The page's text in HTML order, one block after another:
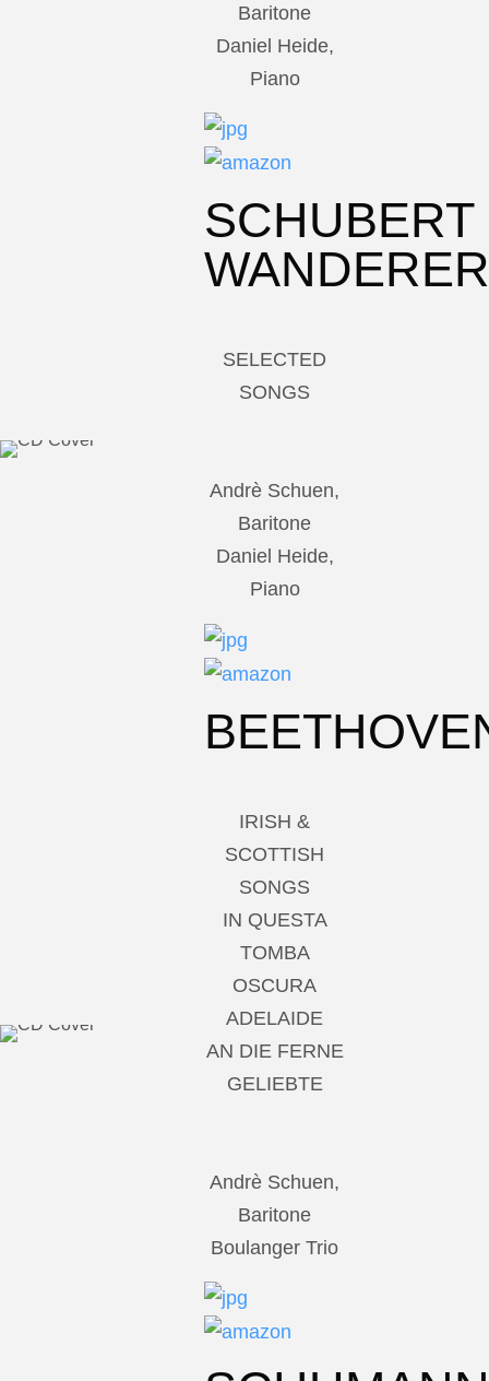
Baritone
Daniel Heide,
Piano
SCHUBERT
WANDERER
SELECTED
SONGS
Andrè Schuen,
Baritone
Daniel Heide,
Piano
IRISH &
SCOTTISH
SONGS
IN QUESTA
TOMBA
OSCURA
ADELAIDE
AN DIE FERNE
GELIEBTE
Andrè Schuen,
Baritone
Boulanger Trio